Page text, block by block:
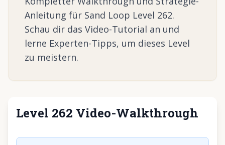
Anleitung für Sand Loop Level 262.
Schau dir das Video-Tutorial an und
lerne Experten-Tipps, um dieses Level
zu meistern.
Level 262 Video-Walkthrough
Klicken, um Video abzuspielen